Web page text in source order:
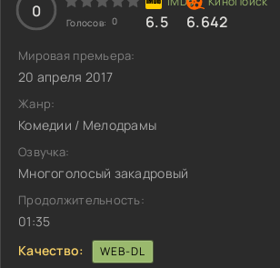
0
Голосов: 0 6.5 6.642
Мировая премьера:
20 апреля 2017
Жанр:
Комедии / Мелодрамы
Озвучка:
Многоголосый закадровый
Продолжительность:
01:35
Качество:
WEB-DL